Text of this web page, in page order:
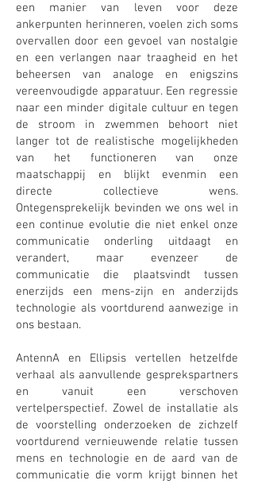
een manier van leven voor deze
ankerpunten herinneren, voelen zich soms
overvallen door een gevoel van nostalgie
en een verlangen naar traagheid en het
beheersen van analoge en enigszins
vereenvoudigde apparatuur. Een regressie
naar een minder digitale cultuur en tegen
de stroom in zwemmen behoort niet
langer tot de realistische mogelijkheden
van het functioneren van onze
maatschappij en blijkt evenmin een
directe collectieve wens.
Ontegensprekelijk bevinden we ons wel in
een continue evolutie die niet enkel onze
communicatie onderling uitdaagt en
verandert, maar evenzeer de
communicatie die plaatsvindt tussen
enerzijds een mens-zijn en anderzijds
technologie als voortdurend aanwezige in
ons bestaan.
AntennA en Ellipsis vertellen hetzelfde
verhaal als aanvullende gesprekspartners
en vanuit een verschoven
vertelperspectief. Zowel de installatie als
de voorstelling onderzoeken de zichzelf
voortdurend vernieuwende relatie tussen
mens en technologie en de aard van de
communicatie die vorm krijgt binnen het